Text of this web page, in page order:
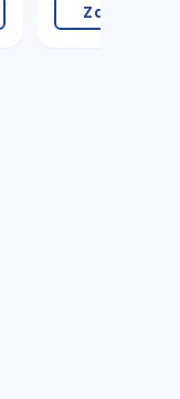
Zapratite